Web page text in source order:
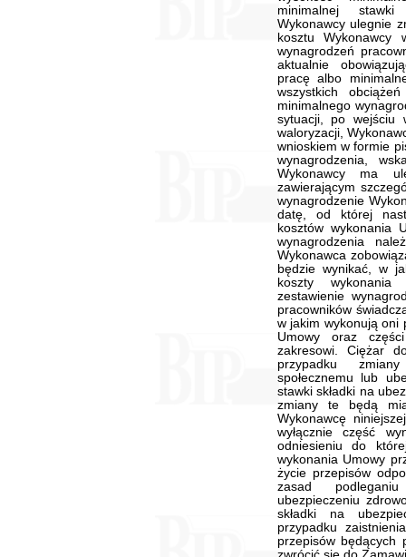
minimalnej stawki
Wykonawcy ulegnie
kosztu Wykonawcy
wynagrodzeń
aktualnie
pracę albo
wszystkich
minimalnego
sytuacji, po wejściu
waloryzacji,
wnioskiem w formie
wynagrodzenia,
Wykonawcy ma
zawierającym
wynagrodzenie
datę, od której
kosztów wykonania
wynagrodzenia
Wykonawca
będzie wynikać, w
koszty
zestawienie
pracowników
w jakim wykonują oni
Umowy oraz
zakresowi. Ciężar
przypadku
społecznemu lub
stawki składki na
zmiany te będą
Wykonawcę
wyłącznie część
odniesieniu do
wykonania Umowy
życie przepisów
zasad
ubezpieczeniu
składki na
przypadku
przepisów będących